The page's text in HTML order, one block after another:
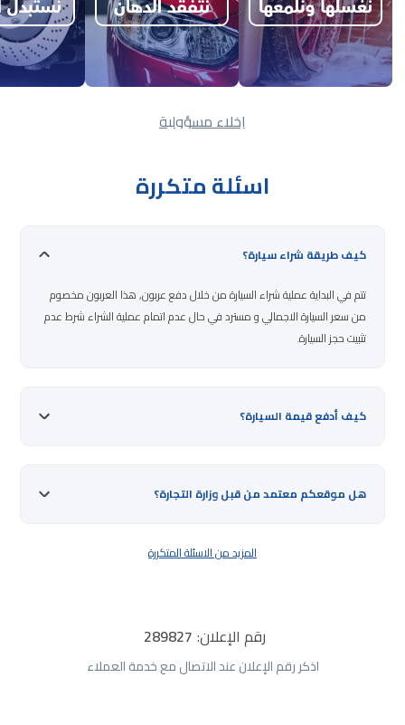
إخلاء مسؤولية
اسئلة متكررة
كيف طريقة شراء سيارة؟
تتم في البداية عملية شراء السيارة من خلال دفع عربون, هذا العربون مخصوم
من سعر السيارة الاجمالي و مسترد في حال عدم اتمام عملية الشراء شرط عدم
تثبيت حجز السيارة.
كيف أدفع قيمة السيارة؟
هل موقعكم معتمد من قبل وزارة التجارة؟
المزيد من الاسئلة المتكررة
رقم الإعلان: 289827
اذكر رقم الإعلان عند الاتصال مع خدمة العملاء